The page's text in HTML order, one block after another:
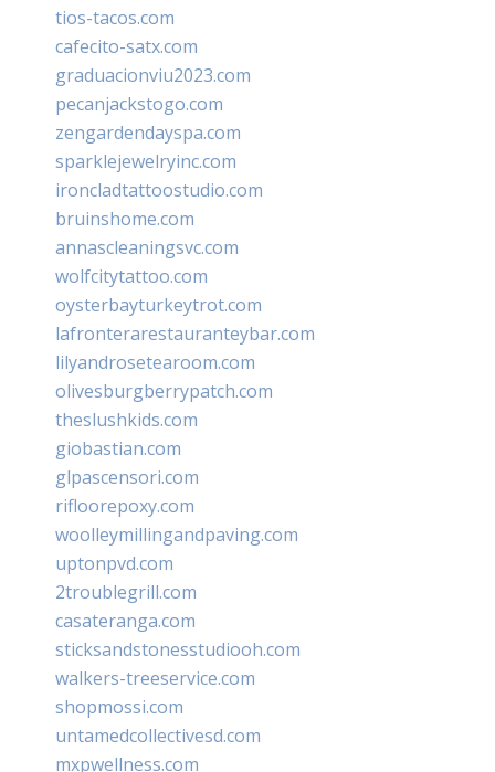
tios-tacos.com
cafecito-satx.com
graduacionviu2023.com
pecanjackstogo.com
zengardendayspa.com
sparklejewelryinc.com
ironcladtattoostudio.com
bruinshome.com
annascleaningsvc.com
wolfcitytattoo.com
oysterbayturkeytrot.com
lafronterarestauranteybar.com
lilyandrosetearoom.com
olivesburgberrypatch.com
theslushkids.com
giobastian.com
glpascensori.com
rifloorepoxy.com
woolleymillingandpaving.com
uptonpvd.com
2troublegrill.com
casateranga.com
sticksandstonesstudiooh.com
walkers-treeservice.com
shopmossi.com
untamedcollectivesd.com
mxpwellness.com